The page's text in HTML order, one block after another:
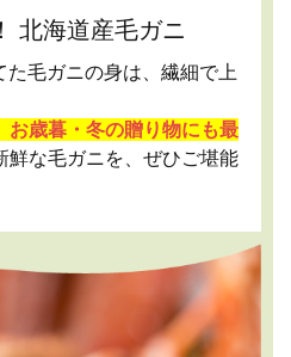
北海道産毛ガニ
毛ガニの身は、繊細で上
お歳暮・冬の贈り物にも最
鮮な毛ガニを、ぜひご堪能